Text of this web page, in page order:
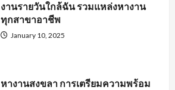
งานรายวันใกล้ฉัน รวมแหล่งหางาน
ทุกสาขาอาชีพ
January 10, 2025
หางานสงขลา การเตรียมความพร้อม